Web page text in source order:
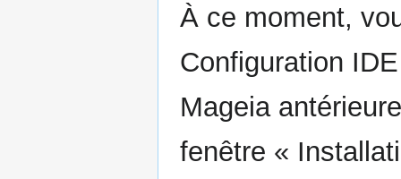
À ce moment,
Configuration
Mageia
fenêtre «